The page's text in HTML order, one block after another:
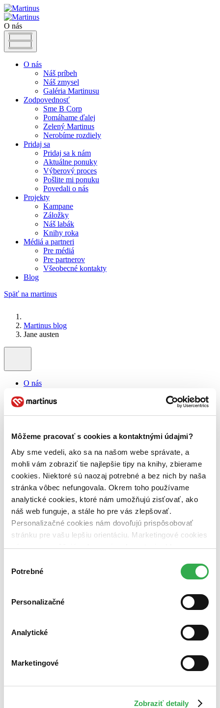
Môžeme pracovať s cookies a kontaktnými údajmi?
Aby sme vedeli, ako sa na našom webe správate, a
mohli vám zobraziť tie najlepšie tipy na knihy, zbierame
cookies. Niektoré sú naozaj potrebné a bez nich by naša
stránka vôbec nefungovala. Okrem toho používame
analytické cookies, ktoré nám umožňujú zisťovať, ako
náš web funguje, a stále ho pre vás zlepšovať.
Personalizačné cookies nám dovoľujú prispôsobovať
stránku pre vašu lepšiu orientáciu. Marketingové cookies
nám zas umožňujú zobrazenie relevantnej reklamy.
nám pomohlo, keby sme mohli používať všetky tieto
súhlasu
Potrebné
Personalizačné
Analytické
Marketingové
Zobraziť detaily
O nás
O nás
Náš príbeh
Náš zmysel
Galéria Martinusu
Zodpovednosť
Sme B Corp
Pomáhame ďalej
Zelený Martinus
Nerobíme rozdiely
Pridaj sa
Pridaj sa k nám
Aktuálne ponuky
Výberový proces
Pošlite mi ponuku
Povedali o nás
Projekty
Kampane
Záložky
Náš labák
Knihy roka
Médiá a partneri
Pre médiá
Pre partnerov
Všeobecné kontakty
Blog
Späť na martinus
Martinus blog
Jane austen
O nás
Náš zmysel
Zodpovednosť
Pomáhame ďalej
Nerobíme rozdiely
Pridaj sa
Pridaj sa k nám
Aktuálne ponuky
Výberový proces
Pošlite mi ponuku
Povedali o nás
Projekty
Kampane
Záložky
Knihy roka
Ako dobre poznáte Pýchu a predsudok?
Anna Porubcová
25. januára 2018